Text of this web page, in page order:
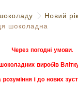
Новий рік
шоколадна
Через погодні умови.
виробів
і до нових